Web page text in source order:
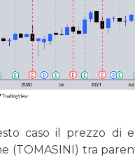
caso il prezzo di
(TOMASINI) tra